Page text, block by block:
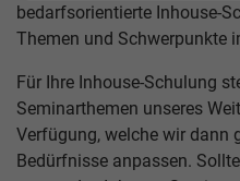
bedarfsorientierte Inhouse-
Themen und Schwerpunkte
Für Ihre Inhouse-Schulung
Seminarthemen unseres
Verfügung, welche wir dann
Bedürfnisse anpassen.